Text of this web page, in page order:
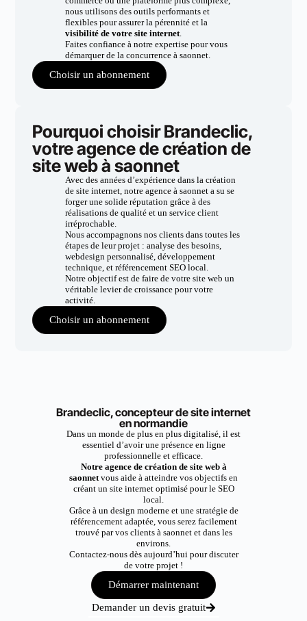
nous utilisons des outils performants et
flexibles pour assurer la pérennité et la
visibilité de votre site internet.
Faites confiance à notre expertise pour vous
démarquer de la concurrence à saonnet.
Choisir un abonnement
Pourquoi choisir Brandeclic,
votre agence de création de
site web à saonnet
Avec des années d’expérience dans la création
de site internet, notre agence à saonnet a su se
forger une solide réputation grâce à des
réalisations de qualité et un service client
irréprochable.
Nous accompagnons nos clients dans toutes les
étapes de leur projet : analyse des besoins,
webdesign personnalisé, développement
technique, et référencement SEO local.
Notre objectif est de faire de votre site web un
véritable levier de croissance pour votre
activité.
Choisir un abonnement
Brandeclic, concepteur de site internet
en normandie
Dans un monde de plus en plus digitalisé, il est
essentiel d’avoir une présence en ligne
professionnelle et efficace.
Notre agence de création de site web à
saonnetvous aide à atteindre vos objectifs en
créant un site internet optimisé pour le SEO
local.
Grâce à un design moderne et une stratégie de
référencement adaptée, vous serez facilement
trouvé par vos clients à saonnet et dans les
environs.
Contactez-nous dès aujourd’hui pour discuter
de votre projet !
Démarrer maintenant
Demander un devis gratuit